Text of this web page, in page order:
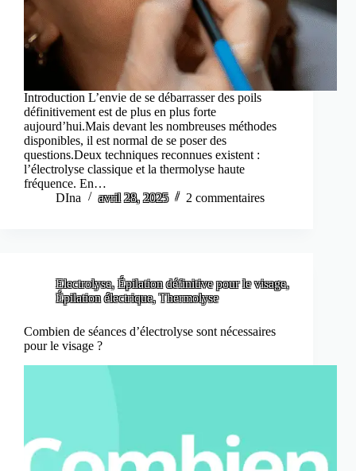
Introduction L’envie de se débarrasser des poils
définitivement est de plus en plus forte
aujourd’hui.Mais devant les nombreuses méthodes
disponibles, il est normal de se poser des
questions.Deux techniques reconnues existent :
l’électrolyse classique et la thermolyse haute
fréquence. En…
DIna
avril 28, 2025 2 commentaires
Electrolyse,Épilation définitive pour le visage,
Épilation électrique,Thermolyse
Combien de séances d’électrolyse sont nécessaires
pour le visage ?